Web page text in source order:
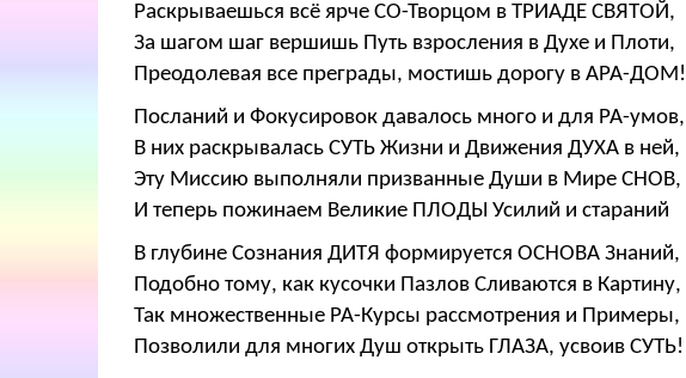
Раскрываешься всё ярче СО-Творцом в ТРИАДЕ СВЯТОЙ,
За шагом шаг вершишь Путь взросления в Духе и Плоти,
Преодолевая все преграды, мостишь дорогу в АРА-ДОМ!
Посланий и Фокусировок давалось много и для РА-умов,
В них раскрывалась СУТЬ Жизни и Движения ДУХА в ней,
Эту Миссию выполняли призванные Души в Мире СНОВ,
И теперь пожинаем Великие ПЛОДЫ Усилий и стараний
В глубине Сознания ДИТЯ формируется ОСНОВА Знаний,
Подобно тому, как кусочки Пазлов Сливаются в Картину,
Так множественные РА-Курсы рассмотрения и Примеры,
Позволили для многих Душ открыть ГЛАЗА, усвоив СУТЬ!